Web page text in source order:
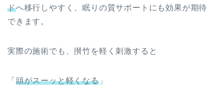
ドへ移行しやすく、眠りの質サポートにも効果が期待
できます。
実際の施術でも、攅竹を軽く刺激すると
「 頭がスーッと軽くなる」